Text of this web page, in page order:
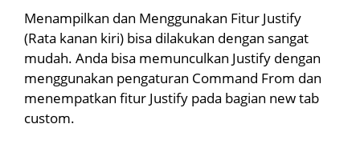
Menampilkan dan Menggunakan Fitur Justify
(Rata kanan kiri) bisa dilakukan dengan sangat
mudah. Anda bisa memunculkan Justify dengan
menggunakan pengaturan Command From dan
menempatkan fitur Justify pada bagian new tab
custom.